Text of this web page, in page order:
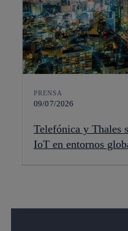
PRENSA
09/07/2026
Telefónica y Thales
IoT en entornos